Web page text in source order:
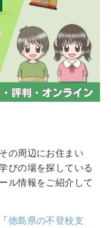
の周辺にお住まい
びの場を探している
ル情報をご紹介して
徳島県の不登校支